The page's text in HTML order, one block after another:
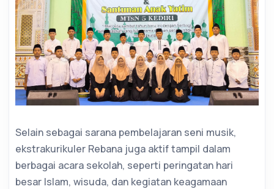
Selain sebagai sarana pembelajaran seni musik,
ekstrakurikuler Rebana juga aktif tampil dalam
berbagai acara sekolah, seperti peringatan hari
besar Islam, wisuda, dan kegiatan keagamaan